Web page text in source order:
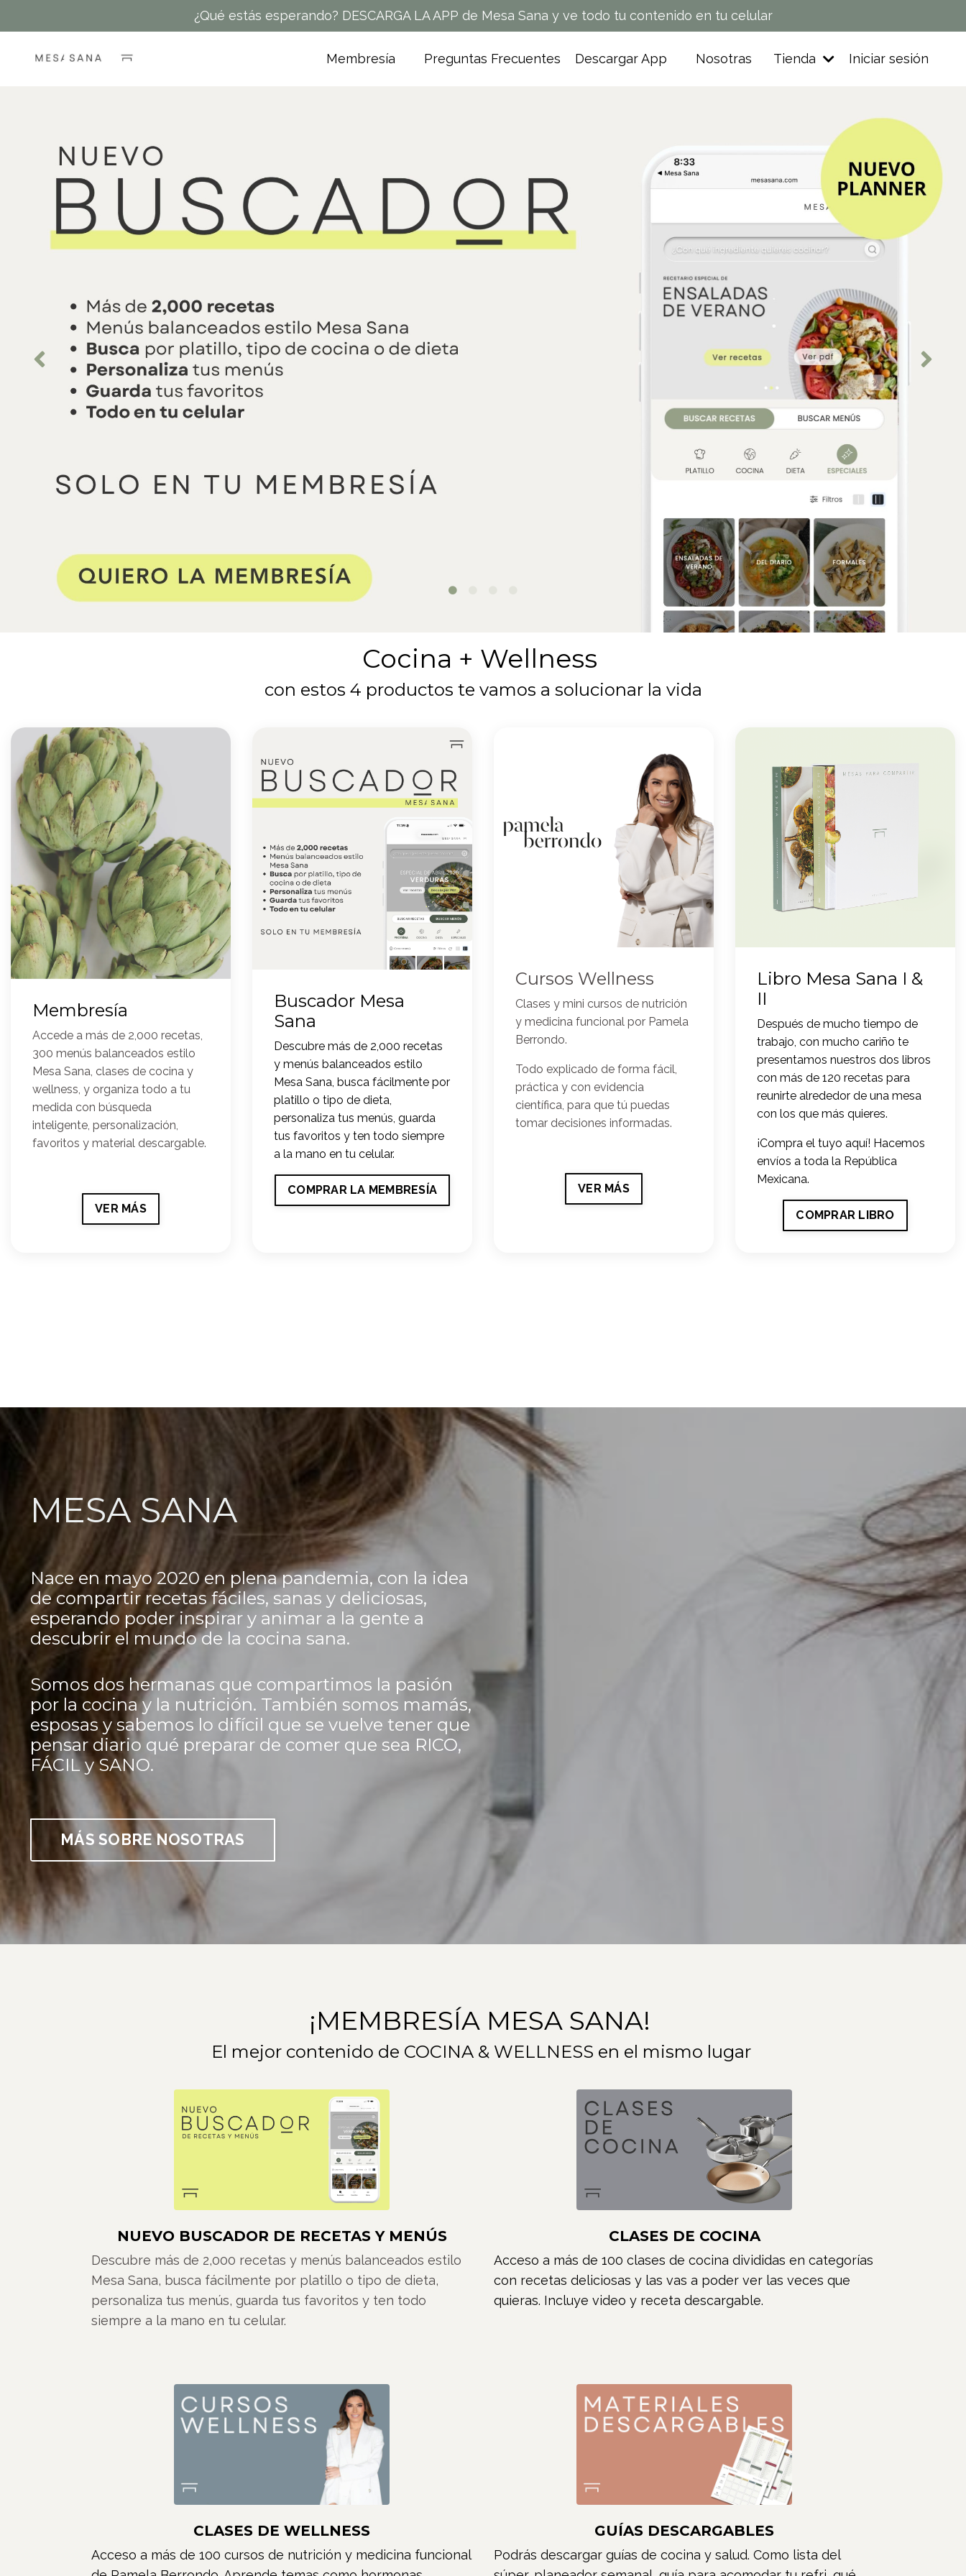
¿Qué estás esperando? DESCARGA LA APP de Mesa Sana y ve todo tu contenido en tu celular
Membresía Preguntas Frecuentes Descargar App Nosotras Tienda Iniciar sesión
Cocina + Wellness
con estos 4 productos te vamos a solucionar la vida
Membresía
Accede a más de 2,000 recetas,
300 menús balanceados estilo
Mesa Sana, clases de cocina y
wellness, y organiza todo a tu
medida con búsqueda
inteligente, personalización,
favoritos y material descargable.
VER MÁS
Buscador Mesa
Sana
Descubre más de 2,000 recetas
y menús balanceados estilo
Mesa Sana, busca fácilmente por
platillo o tipo de dieta,
personaliza tus menús, guarda
tus favoritos y ten todo siempre
a la mano en tu celular.
COMPRAR LA MEMBRESÍA
Cursos Wellness
Clases y mini cursos de nutrición
y medicina funcional por Pamela
Berrondo.
Todo explicado de forma fácil,
práctica y con evidencia
científica, para que tú puedas
tomar decisiones informadas.
VER MÁS
Libro Mesa Sana I &
II
Después de mucho tiempo de
trabajo, con mucho cariño te
presentamos nuestros dos libros
con más de 120 recetas para
reunirte alrededor de una mesa
con los que más quieres.
¡Compra el tuyo aquí! Hacemos
envíos a toda la República
Mexicana.
COMPRAR LIBRO
MESA SANA
Nace en mayo 2020 en plena pandemia, con la idea
de compartir recetas fáciles, sanas y deliciosas,
esperando poder inspirar y animar a la gente a
descubrir el mundo de la cocina sana.
Somos dos hermanas que compartimos la pasión
por la cocina y la nutrición. También somos mamás,
esposas y sabemos lo difícil que se vuelve tener que
pensar diario qué preparar de comer que sea RICO,
FÁCIL y SANO.
MÁS SOBRE NOSOTRAS
¡MEMBRESÍA MESA SANA!
El mejor contenido de COCINA & WELLNESS en el mismo lugar
NUEVO BUSCADOR DE RECETAS Y MENÚS
Descubre más de 2,000 recetas y menús balanceados estilo
Mesa Sana, busca fácilmente por platillo o tipo de dieta,
personaliza tus menús, guarda tus favoritos y ten todo
siempre a la mano en tu celular.
CLASES DE COCINA
Acceso a más de 100 clases de cocina divididas en categorías
con recetas deliciosas y las vas a poder ver las veces que
quieras. Incluye video y receta descargable.
CLASES DE WELLNESS
Acceso a más de 100 cursos de nutrición y medicina funcional
GUÍAS DESCARGABLES
Podrás descargar guías de cocina y salud. Como lista del